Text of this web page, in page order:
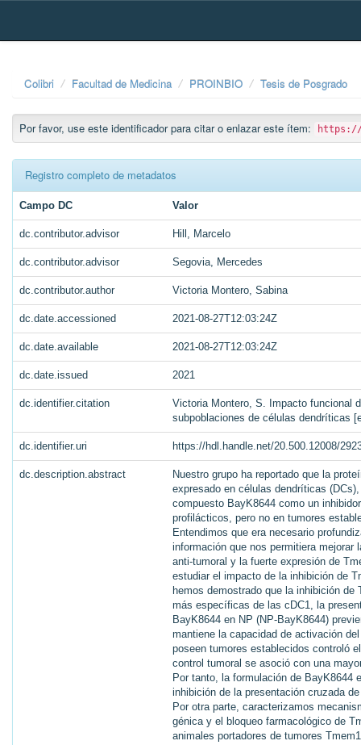
Skip
Colibri Facultad de Medicina PROINBIO Tesis de Posgrado
Por favor, use este identificador para citar o enlazar este ítem: https://
Registro completo de metadatos
Campo DC Valor
dc.contributor.advisor Hill, Marcelo
dc.contributor.advisor Segovia, Mercedes
dc.contributor.author Victoria Montero, Sabina
dc.date.accessioned 2021-08-27T12:03:24Z
dc.date.available 2021-08-27T12:03:24Z
dc.date.issued 2021
dc.identifier.citation
Victoria Montero, S. Impacto funcional
subpoblaciones de células dendríticas
dc.identifier.uri https://hdl.handle.net/20.500.12008/
dc.description.abstract
Nuestro grupo ha reportado que la
expresado en células dendríticas
compuesto BayK8644 como un
profilácticos, pero no en tumores
Entendimos que era necesario
información que nos permitiera
anti-tumoral y la fuerte expresión de
estudiar el impacto de la inhibición de
hemos demostrado que la inhibición
más específicas de las cDC1, la
BayK8644 en NP (NP-BayK8644)
mantiene la capacidad de activación
poseen tumores establecidos controló
control tumoral se asoció con una
Por tanto, la formulación de BayK8644
inhibición de la presentación cruzada
Por otra parte, caracterizamos
génica y el bloqueo farmacológico de
animales portadores de tumores